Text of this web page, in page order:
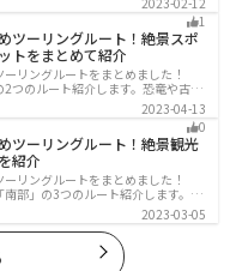
ツーリングに行こうと思っている
さい。
1
ツーリングルート！絶景スポ
トをまとめて紹介
リングルートをまとめました！
2つのルート紹介します。恐竜や古代
に溢れるスポットが多数ありま
ツーリングに行く際は参考にして
2023-04-13
0
ツーリングルート！絶景観光
紹介
リングルートをまとめました！
南部」の3つのルート紹介します。阿
できるスポットや温泉を満喫する
。バイクで大分県にツーリングに
ください。
2023-03-05